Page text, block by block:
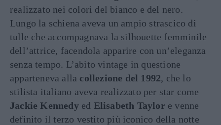
realizzato nei colori del bianco e del nero.
Lungo la schiena aveva un ampio strascico di
tulle che accompagnava la silhouette femminile
dell’attrice, facendola apparire con un’eleganza
senza tempo. L’abito vintage in questione
apparteneva alla collezione del 1992, che lo
stilista italiano aveva realizzato per star come
Jackie Kennedyed Elisabeth Taylore venne
definito il terzo vestito più iconico della notte